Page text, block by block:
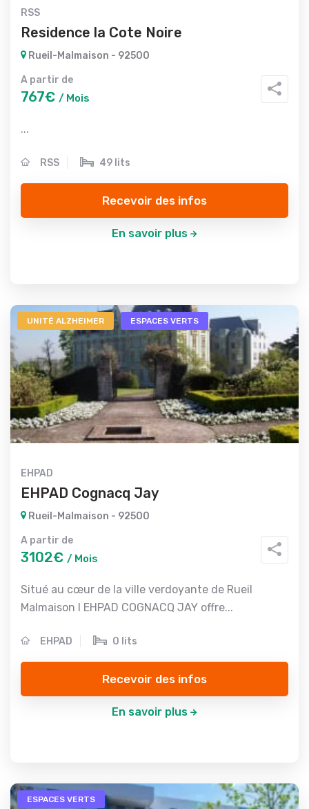
RSS
Residence la Cote Noire
Rueil-Malmaison - 92500
A partir de
767€ / Mois
...
RSS 49 lits
Recevoir des infos
En savoir plus
UNITÉ ALZHEIMER ESPACES VERTS
EHPAD
EHPAD Cognacq Jay
Rueil-Malmaison - 92500
A partir de
3102€ / Mois
Situé au cœur de la ville verdoyante de Rueil
Malmaison l EHPAD COGNACQ JAY offre...
EHPAD 0 lits
Recevoir des infos
En savoir plus
ESPACES VERTS